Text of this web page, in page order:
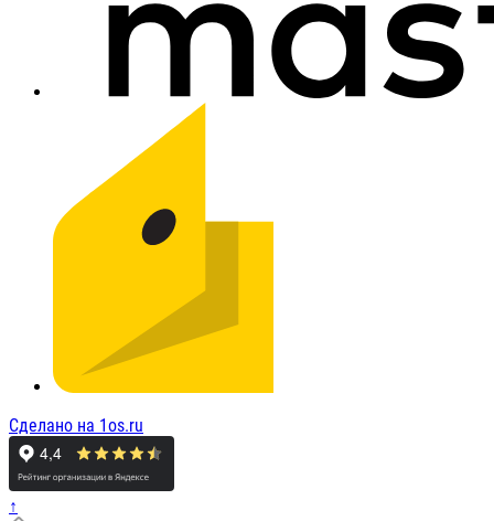
Сделано на 1os.ru
↑